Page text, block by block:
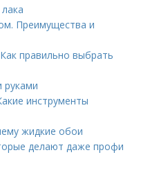
Преимущества и
правильно выбрать
руками
инструменты
жидкие обои
делают даже профи